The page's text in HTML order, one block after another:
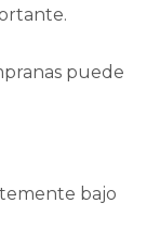
puede
bajo